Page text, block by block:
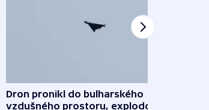
Dron pronikl do bulharského
vzdušného prostoru, explodoval